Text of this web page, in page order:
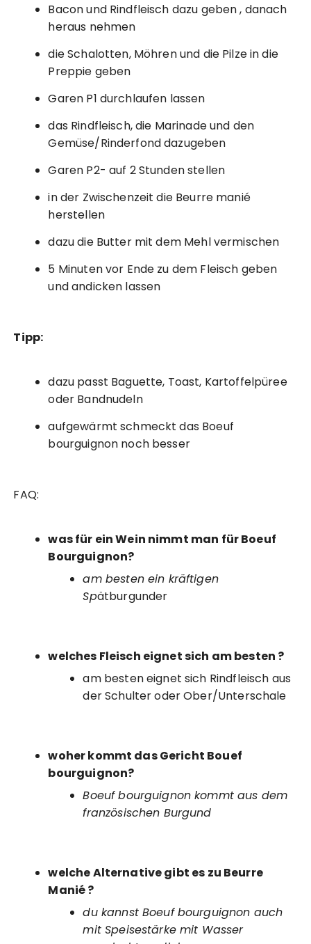
Bacon und Rindfleisch dazu geben , danach
heraus nehmen
die Schalotten, Möhren und die Pilze in die
Preppie geben
Garen P1 durchlaufen lassen
das Rindfleisch, die Marinade und den
Gemüse/Rinderfond dazugeben
Garen P2- auf 2 Stunden stellen
in der Zwischenzeit die Beurre manié
herstellen
dazu die Butter mit dem Mehl vermischen
5 Minuten vor Ende zu dem Fleisch geben
und andicken lassen
Tipp:
dazu passt Baguette, Toast, Kartoffelpüree
oder Bandnudeln
aufgewärmt schmeckt das Boeuf
bourguignon noch besser
FAQ:
was für ein Wein nimmt man für Boeuf
Bourguignon?
am besten ein kräftigen
Spätburgunder
welches Fleisch eignet sich am besten ?
am besten eignet sich Rindfleisch aus
der Schulter oder Ober/Unterschale
woher kommt das Gericht Bouef
bourguignon?
Boeuf bourguignon kommt aus dem
französischen Burgund
welche Alternative gibt es zu Beurre
Manié ?
du kannst Boeuf bourguignon auch
mit Speisestärke mit Wasser